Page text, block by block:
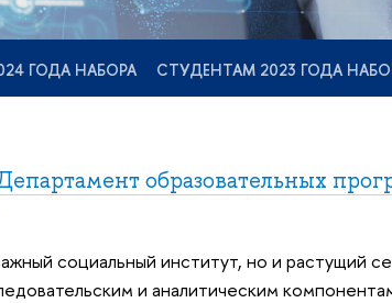
ГОДА НАБОРА СТУДЕНТАМ 2023 ГОДА
образовательных
социальный институт, но и растущий
и аналитическим